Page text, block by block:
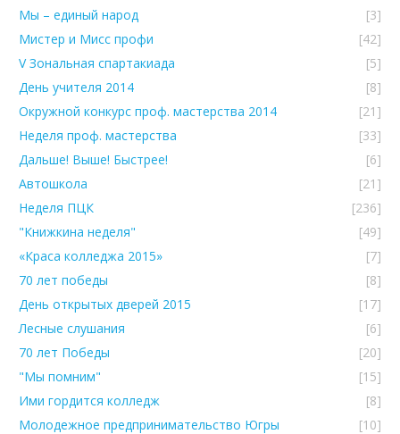
Мы – единый народ
[3]
Мистер и Мисс профи
[42]
V Зональная спартакиада
[5]
День учителя 2014
[8]
Окружной конкурс проф. мастерства 2014
[21]
Неделя проф. мастерства
[33]
Дальше! Выше! Быстрее!
[6]
Автошкола
[21]
Неделя ПЦК
[236]
"Книжкина неделя"
[49]
«Краса колледжа 2015»
[7]
70 лет победы
[8]
День открытых дверей 2015
[17]
Лесные слушания
[6]
70 лет Победы
[20]
"Мы помним"
[15]
Ими гордится колледж
[8]
Молодежное предпринимательство Югры
[10]